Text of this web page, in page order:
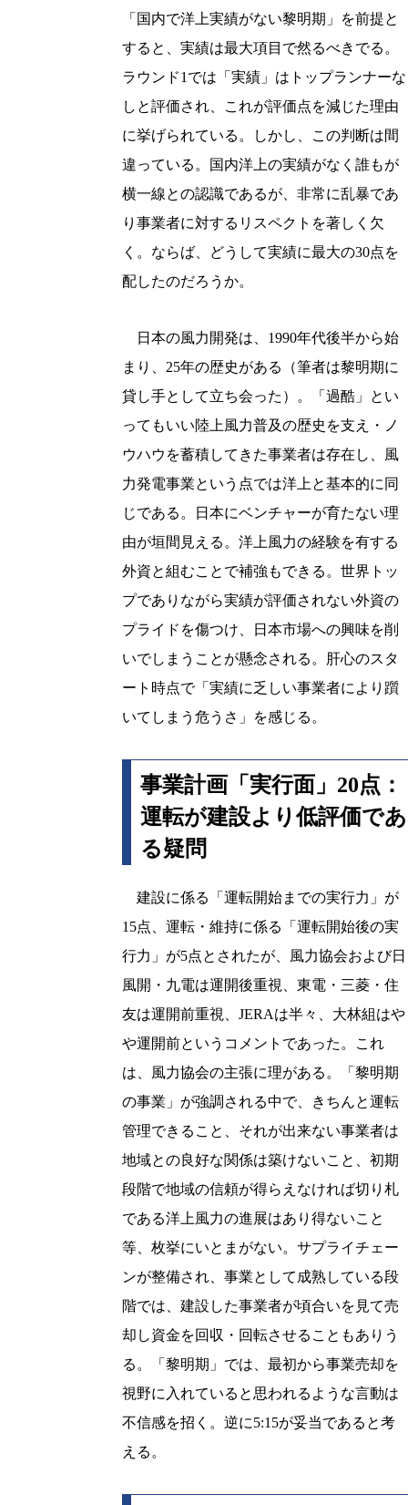
「国内で洋上実績がない黎明期」を前提と
すると、実績は最大項目で然るべきでる。
ラウンド1では「実績」はトップランナーな
しと評価され、これが評価点を減じた理由
に挙げられている。しかし、この判断は間
違っている。国内洋上の実績がなく誰もが
横一線との認識であるが、非常に乱暴であ
り事業者に対するリスペクトを著しく欠
く。ならば、どうして実績に最大の30点を
配したのだろうか。
日本の風力開発は、1990年代後半から始
まり、25年の歴史がある（筆者は黎明期に
貸し手として立ち会った）。「過酷」とい
ってもいい陸上風力普及の歴史を支え・ノ
ウハウを蓄積してきた事業者は存在し、風
力発電事業という点では洋上と基本的に同
じである。日本にベンチャーが育たない理
由が垣間見える。洋上風力の経験を有する
外資と組むことで補強もできる。世界トッ
プでありながら実績が評価されない外資の
プライドを傷つけ、日本市場への興味を削
いでしまうことが懸念される。肝心のスタ
ート時点で「実績に乏しい事業者により躓
いてしまう危うさ」を感じる。
事業計画「実行面」20点：
運転が建設より低評価であ
る疑問
建設に係る「運転開始までの実行力」が
15点、運転・維持に係る「運転開始後の実
行力」が5点とされたが、風力協会および日
風開・九電は運開後重視、東電・三菱・住
友は運開前重視、JERAは半々、大林組はや
や運開前というコメントであった。これ
は、風力協会の主張に理がある。「黎明期
の事業」が強調される中で、きちんと運転
管理できること、それが出来ない事業者は
地域との良好な関係は築けないこと、初期
段階で地域の信頼が得らえなければ切り札
である洋上風力の進展はあり得ないこと
等、枚挙にいとまがない。サプライチェー
ンが整備され、事業として成熟している段
階では、建設した事業者が頃合いを見て売
却し資金を回収・回転させることもありう
る。「黎明期」では、最初から事業売却を
視野に入れていると思われるような言動は
不信感を招く。逆に5:15が妥当であると考
える。